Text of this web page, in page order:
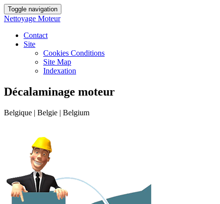
Toggle navigation
Nettoyage Moteur
Contact
Site
Cookies Conditions
Site Map
Indexation
Décalaminage moteur
Belgique | Belgie | Belgium